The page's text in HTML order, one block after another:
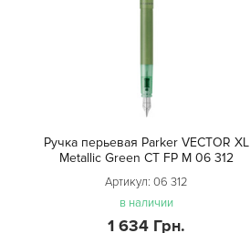
Ручка перьевая Parker VECTOR XL
Metallic Green CT FP M 06 312
Артикул:06 312
в наличии
1 634 Грн.